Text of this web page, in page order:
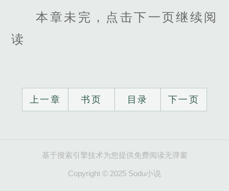
本章未完，点击下一页继续阅
读
上一章 书页 目录 下一页
基于搜索引擎技术为您提供免费阅读无弹窗
Copyright © 2025 Sodu小说